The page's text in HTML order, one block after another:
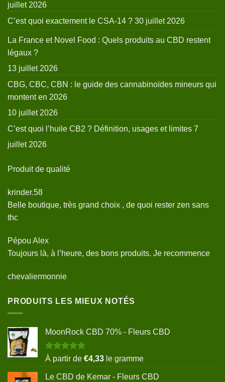
juillet 2026
C’est quoi exactement le CSA-14 ? 30 juillet 2026
La France et Novel Food : Quels produits au CBD restent
légaux ?
13 juillet 2026
CBG, CBC, CBN : le guide des cannabinoïdes mineurs qui
montent en 2026
10 juillet 2026
C’est quoi l’huile CB2 ? Définition, usages et limites 7
juillet 2026
Produit de qualité
krinder.58
Belle boutique, très grand choix , de quoi rester zen sans
thc
Pépou Alex
Toujours là, à l’heure, des bons produits. Je recommence
chevaliermonnie
PRODUITS LES MIEUX NOTÉS
MoonRock CBD 70% - Fleurs CBD
Note5.00
sur 5
À partir de €4,33 le gramme
Le CBD de Kemar - Fleurs CBD